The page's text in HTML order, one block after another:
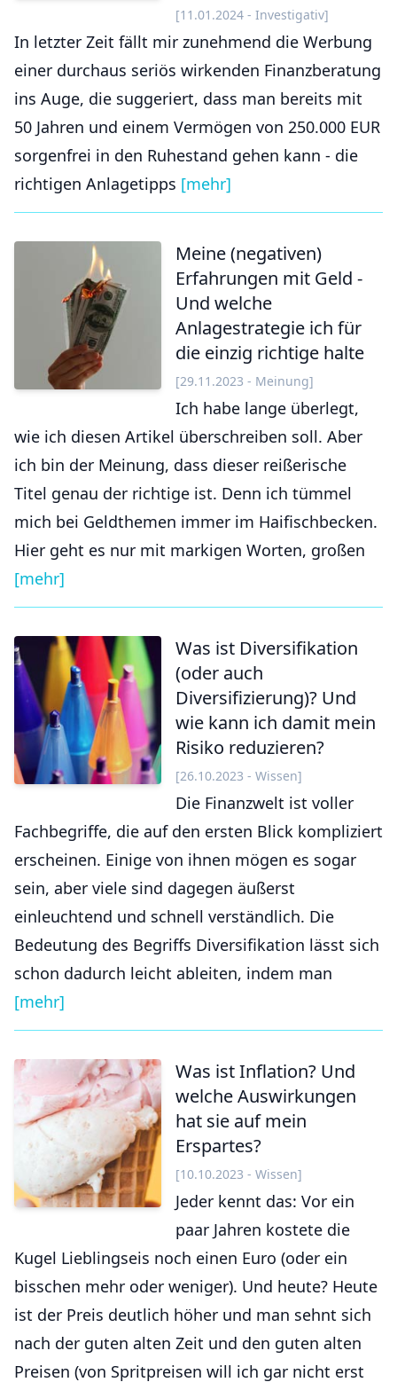
[11.01.2024 - Investigativ]
In letzter Zeit fällt mir zunehmend die Werbung
einer durchaus seriös wirkenden Finanzberatung
ins Auge, die suggeriert, dass man bereits mit
50 Jahren und einem Vermögen von 250.000 EUR
sorgenfrei in den Ruhestand gehen kann - die
richtigen Anlagetipps [mehr]
Meine (negativen)
Erfahrungen mit Geld -
Und welche
Anlagestrategie ich für
die einzig richtige halte
[29.11.2023 - Meinung]
Ich habe lange überlegt,
wie ich diesen Artikel überschreiben soll. Aber
ich bin der Meinung, dass dieser reißerische
Titel genau der richtige ist. Denn ich tümmel
mich bei Geldthemen immer im Haifischbecken.
Hier geht es nur mit markigen Worten, großen
[mehr]
Was ist Diversifikation
(oder auch
Diversifizierung)? Und
wie kann ich damit mein
Risiko reduzieren?
[26.10.2023 - Wissen]
Die Finanzwelt ist voller
Fachbegriffe, die auf den ersten Blick kompliziert
erscheinen. Einige von ihnen mögen es sogar
sein, aber viele sind dagegen äußerst
einleuchtend und schnell verständlich. Die
Bedeutung des Begriffs Diversifikation lässt sich
schon dadurch leicht ableiten, indem man
[mehr]
Was ist Inflation? Und
welche Auswirkungen
hat sie auf mein
Erspartes?
[10.10.2023 - Wissen]
Jeder kennt das: Vor ein
paar Jahren kostete die
Kugel Lieblingseis noch einen Euro (oder ein
bisschen mehr oder weniger). Und heute? Heute
ist der Preis deutlich höher und man sehnt sich
nach der guten alten Zeit und den guten alten
Preisen (von Spritpreisen will ich gar nicht erst